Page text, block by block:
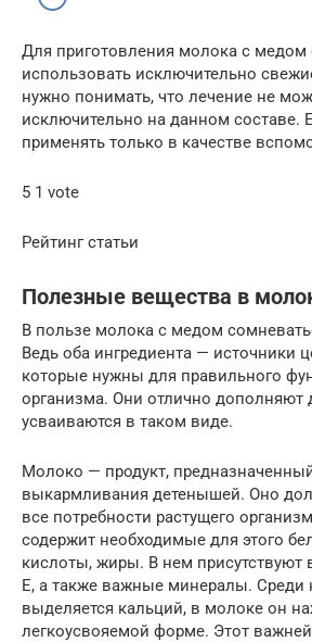
Для приготовления молока с медом
использовать исключительно
нужно понимать, что лечение не
исключительно на данном составе.
применять только в качестве
5 1 vote
Рейтинг статьи
Полезные вещества в
В пользе молока с медом
Ведь оба ингредиента — источники
которые нужны для правильного
организма. Они отлично дополняют
усваиваются в таком виде.
Молоко — продукт,
выкармливания детенышей. Оно
все потребности растущего
содержит необходимые для этого
кислоты, жиры. В нем присутствуют
E, а также важные минералы. Среди
выделяется кальций, в молоке он
легкоусвояемой форме. Этот